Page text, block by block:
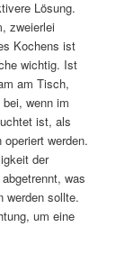
Lösung.
zweierlei
Kochens ist
wichtig. Ist
am Tisch,
wenn im
ist, als
werden.
der
was
werden sollte.
um eine